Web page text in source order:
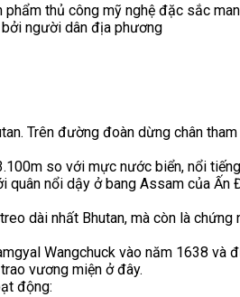
thủ công mỹ nghệ đặc sắc
người dân địa phương
Trên đường đoàn dừng chân
so với mực nước biển, nổi
nổi dậy ở bang Assam của
dài nhất Bhutan, mà còn là
Wangchuck vào năm 1638
vương miện ở đây.
động: